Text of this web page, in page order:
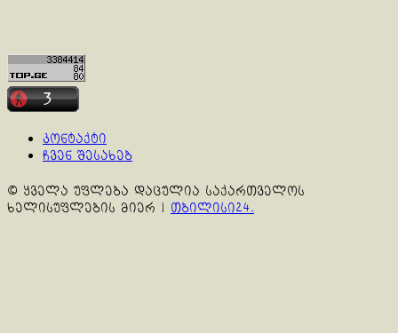
კონტაქტი
ჩვენ შესახებ
© ყველა უფლება დაცულია საქართველოს
ხელისუფლების მიერ | თბილისი24.